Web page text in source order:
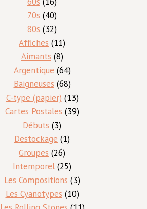
produits
70s 4040
produits
80s 3232
produits
Affiches 1111
produits
Aimants 88
produits
Argentique 6464
produits
Baigneuses 6868
produits
C-type (papier) 1313
produits
Cartes Postales 3939
Débuts 33
produits
Destockage 11
Groupes 2626
produits
Intemporel 2525
produits
Les Compositions 33
produits
Les Cyanotypes 1010
produits
11